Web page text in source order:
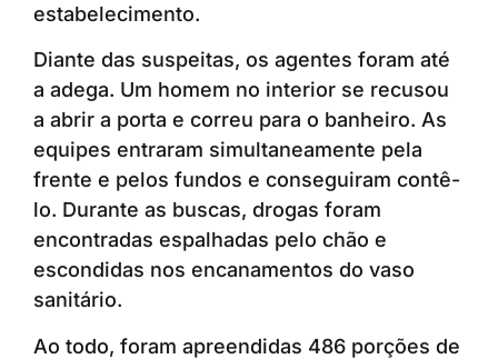
estabelecimento.
Diante das suspeitas, os agentes foram até
a adega. Um homem no interior se recusou
a abrir a porta e correu para o banheiro. As
equipes entraram simultaneamente pela
frente e pelos fundos e conseguiram contê-
lo. Durante as buscas, drogas foram
encontradas espalhadas pelo chão e
escondidas nos encanamentos do vaso
sanitário.
Ao todo, foram apreendidas 486 porções de